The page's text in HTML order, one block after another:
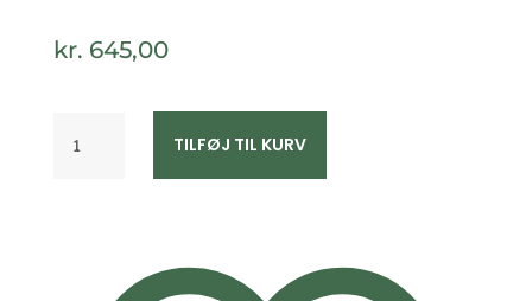
kr. 645,00
Icons
TILFØJ TIL KURV